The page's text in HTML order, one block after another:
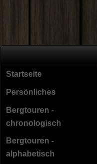
Startseite
Persönliches
Bergtouren -
chronologisch
Bergtouren -
alphabetisch